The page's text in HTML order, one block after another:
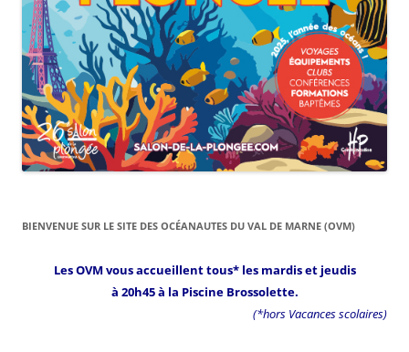
BIENVENUE SUR LE SITE DES OCÉANAUTES DU VAL DE MARNE (OVM)
Les OVM vous accueillent tous* les mardis et jeudis
à 20h45 à la Piscine Brossolette.
(*hors Vacances scolaires)